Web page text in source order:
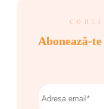
Abonează-